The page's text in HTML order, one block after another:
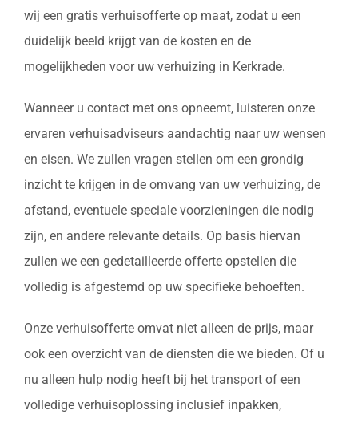
wij een gratis verhuisofferte op maat, zodat u een
duidelijk beeld krijgt van de kosten en de
mogelijkheden voor uw verhuizing in Kerkrade.
Wanneer u contact met ons opneemt, luisteren onze
ervaren verhuisadviseurs aandachtig naar uw wensen
en eisen. We zullen vragen stellen om een grondig
inzicht te krijgen in de omvang van uw verhuizing, de
afstand, eventuele speciale voorzieningen die nodig
zijn, en andere relevante details. Op basis hiervan
zullen we een gedetailleerde offerte opstellen die
volledig is afgestemd op uw specifieke behoeften.
Onze verhuisofferte omvat niet alleen de prijs, maar
ook een overzicht van de diensten die we bieden. Of u
nu alleen hulp nodig heeft bij het transport of een
volledige verhuisoplossing inclusief inpakken,